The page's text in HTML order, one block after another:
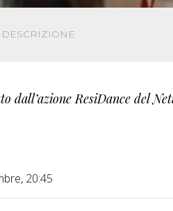
DESCRIZIONE
dall’azione ResiDance del
20:45